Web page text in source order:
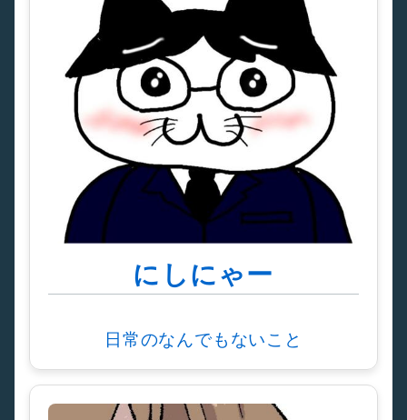
にしにゃー
日常のなんでもないこと